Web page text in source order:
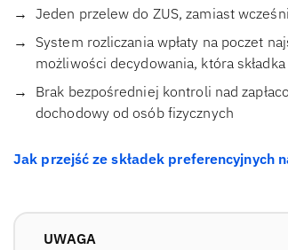
Jeden przelew do ZUS, zamiast
System rozliczania wpłaty na poczet
możliwości decydowania, która składka
Brak bezpośredniej kontroli nad
dochodowy od osób fizycznych
Jak przejść ze składek preferencyjnych
UWAGA